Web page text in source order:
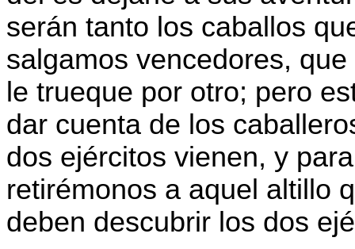
serán tanto los caballos
salgamos vencedores,
le trueque por otro; pero
dar cuenta de los
dos ejércitos vienen, y
retirémonos a aquel altillo
deben descubrir los dos